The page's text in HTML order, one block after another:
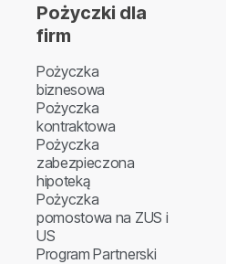
Pożyczki dla
firm
Pożyczka
biznesowa
Pożyczka
kontraktowa
Pożyczka
zabezpieczona
hipoteką
Pożyczka
pomostowa na ZUS i
US
Program Partnerski